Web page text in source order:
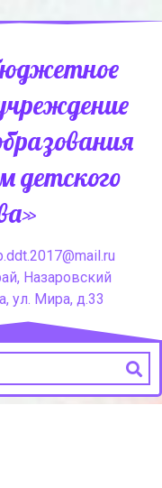
детского
Назаровский
ул. Мира, д.33